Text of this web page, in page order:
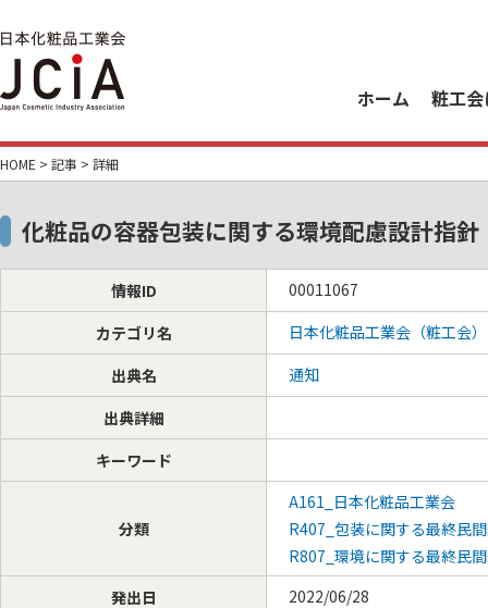
ホーム 粧工
HOME > 記事 > 詳細
化粧品の容器包装に関する環境配慮設計指針
情報ID
00011067
カテゴリ名
日本化粧品工業会（粧工会）
出典名
通知
出典詳細
キーワード
分類
A161_日本化粧品工業会
R407_包装に関する最終民
R807_環境に関する最終民
発出日
2022/06/28